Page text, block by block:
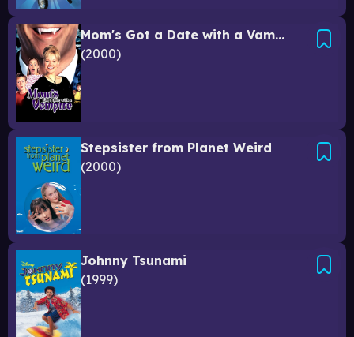
Mom's Got a Date with a Vampire
2000
Stepsister from Planet Weird
2000
Johnny Tsunami
1999